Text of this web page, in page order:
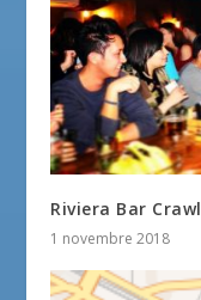
Riviera Bar Crawl
1 novembre 2018